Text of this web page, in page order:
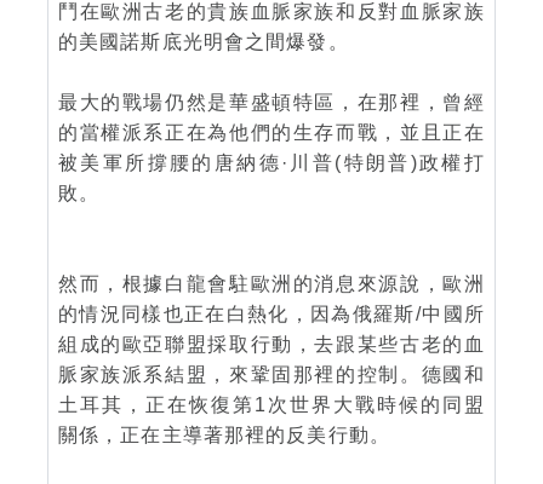
鬥在歐洲古老的貴族血脈家族和反對血脈家族
的美國諾斯底光明會之間爆發。
最大的戰場仍然是華盛頓特區，在那裡，曾經
的當權派系正在為他們的生存而戰，並且正在
被美軍所撐腰的唐納德·川普(特朗普)政權打
敗。
然而，根據白龍會駐歐洲的消息來源說，歐洲
的情況同樣也正在白熱化，因為俄羅斯/中國所
組成的歐亞聯盟採取行動，去跟某些古老的血
脈家族派系結盟，來鞏固那裡的控制。德國和
土耳其，正在恢復第1次世界大戰時候的同盟
關係，正在主導著那裡的反美行動。